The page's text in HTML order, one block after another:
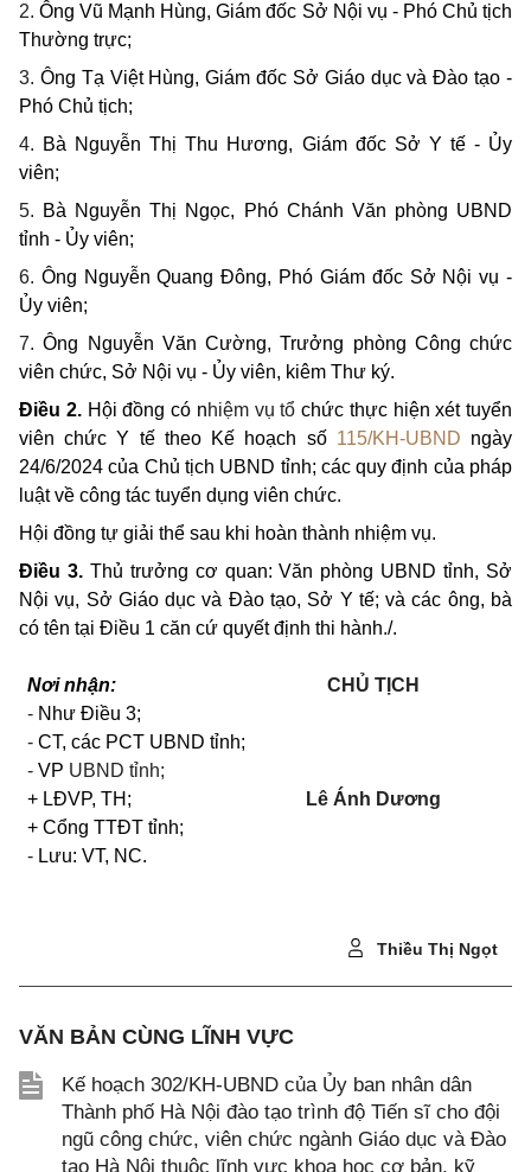
2.Ông Vũ Mạnh Hùng, Giám đốc Sở Nội vụ - Phó Chủ tịch
Thường trực;
3. Ông Tạ Việt Hùng, Giám đốc Sở Giáo dục và Đào tạo -
Phó Chủ tịch;
4. Bà Nguyễn Thị Thu Hương, Giám đốc Sở Y tế - Ủy
viên;
5. Bà Nguyễn Thị Ngọc, Phó Chánh Văn phòng UBND
tỉnh - Ủy viên;
6. Ông Nguyễn Quang Đông, Phó Giám đốc Sở Nội vụ -
Ủy viên;
7.Ông Nguyễn Văn Cường, Trưởng phòng Công chức
viên chức, Sở Nội vụ - Ủy viên, kiêm Thư ký.
Điều 2. Hội đồng có nhiệm vụ tổ chức thực hiện xét tuyển
viên chức Y tế theo Kế hoạch số 115/KH-UBND ngày
24/6/2024 của Chủ tịch UBND tỉnh; các quy định của pháp
luật về công tác tuyển dụng viên chức.
Hội đồng tự giải thể sau khi hoàn thành nhiệm vụ.
Điều 3. Thủ trưởng cơ quan: Văn phòng UBND tỉnh, Sở
Nội vụ, Sở Giáo dục và Đào tạo, Sở Y tế; và các ông, bà
có tên tại Điều 1 căn cứ quyết định thi hành./.
Nơi nhận:
- Như Điều 3;
-CT, các PCT UBND tỉnh;
-VP UBND tỉnh;
+ LĐVP, TH;
+ Cổng TTĐT tỉnh;
- Lưu: VT, NC.
CHỦ TỊCH
Lê Ánh Dương
Thiều Thị Ngọt
VĂN BẢN CÙNG LĨNH VỰC
Kế hoạch 302/KH-UBND của Ủy ban nhân dân
Thành phố Hà Nội đào tạo trình độ Tiến sĩ cho đội
ngũ công chức, viên chức ngành Giáo dục và Đào
tạo Hà Nội thuộc lĩnh vực khoa học cơ bản, kỹ